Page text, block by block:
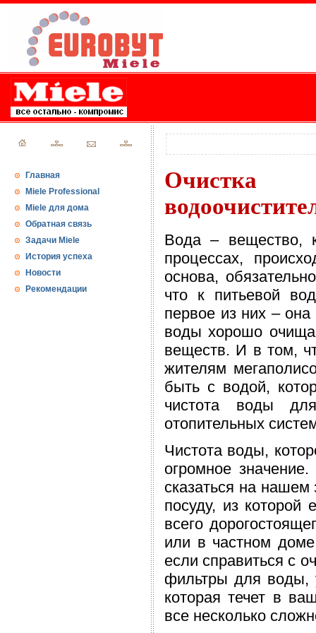
Главная
Miele Professional
Miele для дома
Обратная связь
Задачи Miele
История успеха
Новости
Рекомендации
Вода – вещество,
процессах,
основа,
что к питьевой
первое из них –
воды хорошо
веществ. И в том,
жителям
быть с водой,
чистота воды
отопительных
Чистота воды,
огромное
сказаться на
посуду, из
всего
или в частном
если справиться с
фильтры для воды,
которая течет в
все несколько